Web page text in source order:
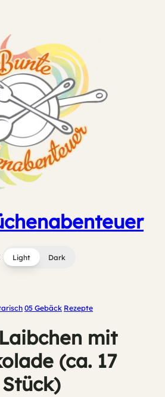
Light Dark
05 Gebäck Rezepte
mit
(ca. 17
Stück)